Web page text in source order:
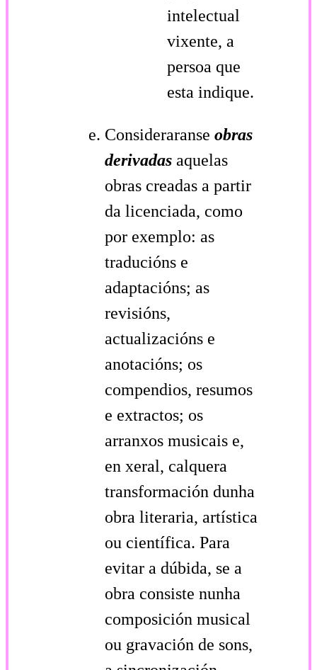
intelectual
vixente, a
persoa que
esta indique.
Consideraranse obras
derivadas aquelas
obras creadas a partir
da licenciada, como
por exemplo: as
traducións e
adaptacións; as
revisións,
actualizacións e
anotacións; os
compendios, resumos
e extractos; os
arranxos musicais e,
en xeral, calquera
transformación dunha
obra literaria, artística
ou científica. Para
evitar a dúbida, se a
obra consiste nunha
composición musical
ou gravación de sons,